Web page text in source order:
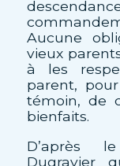
Aucune
vieux
à les
parent,
témoin, de
bienfaits.
D’après
Dugravier